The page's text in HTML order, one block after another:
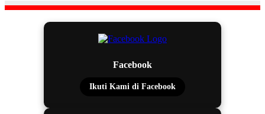
Facebook
Ikuti Kami di Facebook